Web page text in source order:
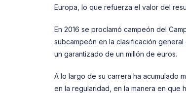
Europa, lo que refuerza el valor del
En 2016 se proclamó campeón del
subcampeón en la clasificación
un garantizado de un millón de euros.
A lo largo de su carrera ha acumulado
en la regularidad, en la manera en que